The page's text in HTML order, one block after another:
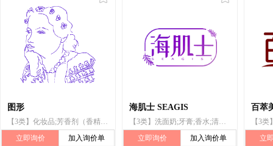
图形
【3类】化妆品;芳香剂（香精油）;牙膏;个人卫生用口气清新剂;脱毛剂;洗发剂;护发素;皮肤清洁制剂;洗衣剂;清洁制剂;身体护理用化妆制剂
立即询价
加入询价单
海肌士 SEAGIS
【3类】洗面奶;牙膏;香水;清洁制剂;化妆品;香精油;沐浴乳;美容面膜;香皂;口红
立即询价
加入询价单
百萃
立